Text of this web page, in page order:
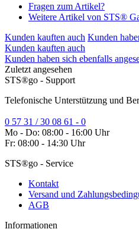
Fragen zum Artikel?
Weitere Artikel von STS®
Kunden kauften auch Kunden
Kunden kauften auch
Kunden haben sich ebenfalls
Zuletzt angesehen
STS®go - Support
Telefonische Unterstützung und
0 57 31 / 30 08 61 - 0
Mo - Do: 08:00 - 16:00 Uhr
Fr: 08:00 - 14:30 Uhr
STS®go - Service
Kontakt
Versand und
AGB
Informationen